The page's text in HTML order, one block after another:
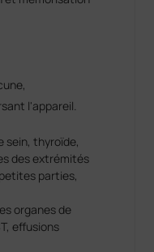
l'appareil.
sein, thyroïde,
des extrémités
parties,
organes de
effusions